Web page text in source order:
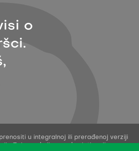
o
u integralnoj ili prerađenoj verziji